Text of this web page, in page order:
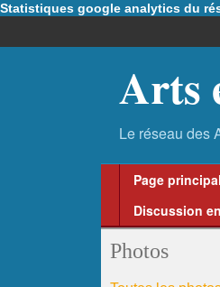
Statistiques google analytics du
Arts
Page
Discussion
Photos